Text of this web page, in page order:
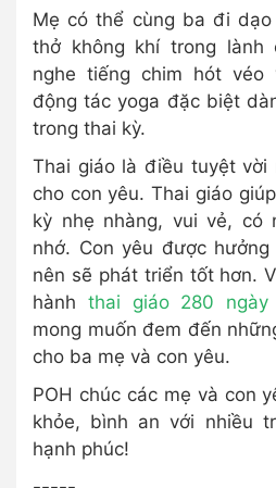
Mẹ có thể cùng ba đi
thở không khí trong lành
nghe tiếng chim hót véo
động tác yoga đặc biệt
trong thai kỳ.
Thai giáo là điều tuyệt
cho con yêu. Thai giáo
kỳ nhẹ nhàng, vui vẻ, có
nhớ. Con yêu được
nên sẽ phát triển tốt hơn.
hành thai giáo 280 ngày
mong muốn đem đến
cho ba mẹ và con yêu.
POH chúc các mẹ và con
khỏe, bình an với nhiều
hạnh phúc!